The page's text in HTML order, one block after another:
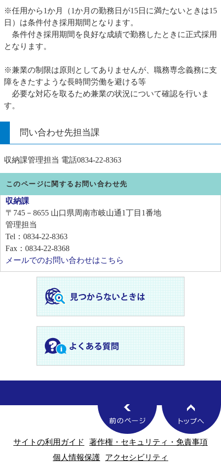
※任用から1か月（1か月の勤務日が15日に満たないときは15
日）は条件付き採用期間となります。
条件付き採用期間を良好な成績で勤務したときに正式採用
となります。
※兼業の制限は原則としてありませんが、職務専念義務に支
障をきたすような長時間労働を避ける等
必要な対応を取るため兼業の状況について確認を行いま
す。
問い合わせ先担当課
収納課管理担当 電話0834‐22‐8363
このページに関するお問い合わせ先
収納課
〒745－8655 山口県周南市岐山通1丁目1番地
管理担当
Tel：0834-22-8363
Fax：0834-22-8368
メールでのお問い合わせはこちら
サイトの利用ガイド
著作権・セキュリティ・免責事項
個人情報保護
アクセシビリティ